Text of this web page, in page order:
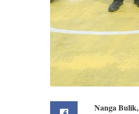
Nanga